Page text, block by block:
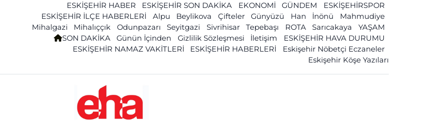
ESKİŞEHİR HABER ESKİŞEHİR SON DAKİKA EKONOMİ GÜNDEM
ESKİŞEHİRSPOR
ESKİŞEHİR İLÇE HABERLERİ
Alpu Beylikova Çifteler Günyüzü Han İnönü
Mahmudiye
Mihalgazi
Mihalıççık Odunpazarı Seyitgazi Sivrihisar Tepebaşı ROTA Sarıcakaya
YAŞAM
SON DAKİKA
Günün İçinden Gizlilik Sözleşmesi İletişim
ESKİŞEHİR HAVA DURUMU
ESKİŞEHİR NAMAZ VAKİTLERİ
ESKİŞEHİR HABERLERİ
Eskişehir Nöbetçi Eczaneler
Eskişehir Köşe Yazıları